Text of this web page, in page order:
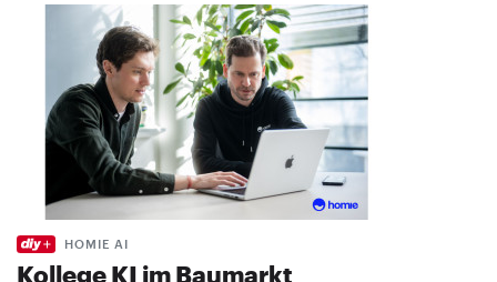
HOMIE AI
Kollege KI im Baumarkt